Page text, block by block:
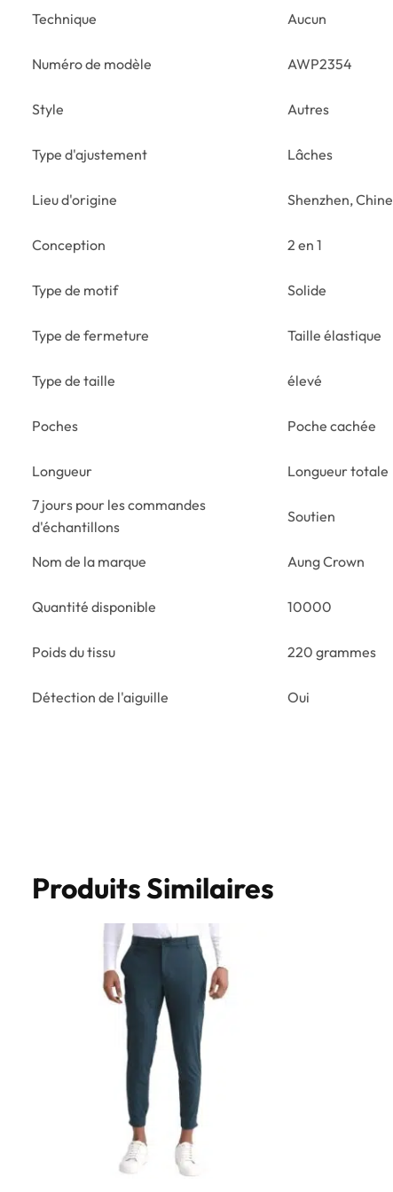
Technique Aucun
Numéro de modèle AWP2354
Style Autres
Type d'ajustement Lâches
Lieu d'origine Shenzhen, Chine
Conception 2 en 1
Type de motif Solide
Type de fermeture Taille élastique
Type de taille élevé
Poches Poche cachée
Longueur
Longueur totale
7 jours pour les commandes
d'échantillons
Soutien
Nom de la marque Aung Crown
Quantité disponible 10000
Poids du tissu 220 grammes
Détection de l'aiguille Oui
Produits Similaires